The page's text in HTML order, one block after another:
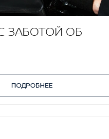
ЗАБОТОЙ ОБ
ПОДРОБНЕЕ